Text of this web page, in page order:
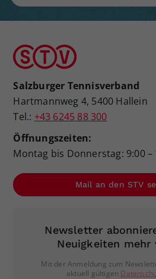
Salzburger Tennisverband
Hartmannweg 4, 5400 Hallein
Tel.: +43 6245 88 300
Öffnungszeiten:
Montag bis Donnerstag: 9:00 –
Mail an den STV
Newsletter
Neuigkeiten mehr
Mit der Anmeldung zum
aktuell gültigen